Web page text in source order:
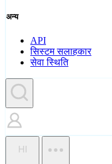
अन्य
API
सिस्टम सलाहकार
सेवा स्थिति
HI